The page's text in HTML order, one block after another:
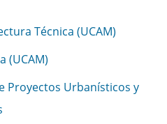
Técnica (UCAM)
(UCAM)
Proyectos Urbanísticos y